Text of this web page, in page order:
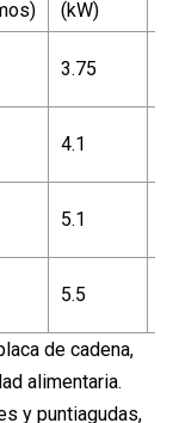
(kW)
3.75
4.1
5.1
5.5
de cadena,
alimentaria.
y puntiagudas,